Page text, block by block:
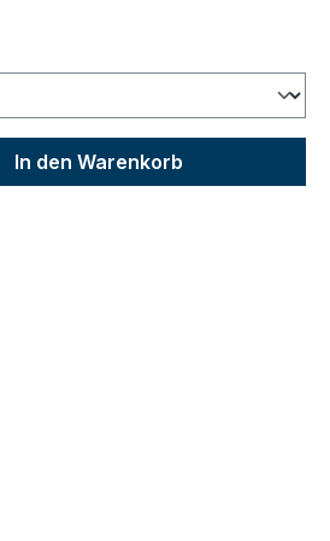
gewünschten Wert
In den Warenkorb